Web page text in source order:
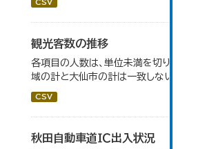
CSV
観光客数の推移
各項目の人数は、単位未満を切り捨てして
域の計と大仙市の計は一致しない場合があ
CSV
秋田自動車道ＩＣ出入状況